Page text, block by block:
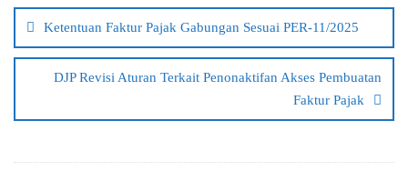
navigation
Ketentuan Faktur Pajak Gabungan Sesuai PER-11/2025
DJP Revisi Aturan Terkait Penonaktifan Akses Pembuatan
Faktur Pajak